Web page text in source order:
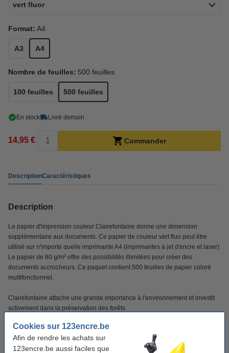
Cookies sur 123encre.be
Afin de rendre les achats sur
123encre.be aussi faciles que
vert fluor
Format: A4
A3 A4
Nombre de feuilles: 500 feuilles
100 feuilles 500 feuilles
En stock Livré demain
14,95 € Commander
DescriptionCaractéristiques
Description
Le papier d'impression couleur Clairefontaine donne une dimension
supplémentaire aux documents. Ce papier de couleur vert fluo peut être
utilisé sur n'importe quelle imprimante A4 (imprimantes à jet d'encre et laser).
Le papier de 80 g/m² offre des possibilités illimitées pour créer des
documents accrocheurs. Ce paquet contient 500 feuilles de papier coloré
multifonctionnel.
Clairefontaine attache une grande importance à l'environnement et investit
activement dans la préservation des forêts.
Caractéristiques